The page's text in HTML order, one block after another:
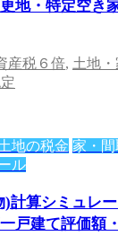
地・特定空き
産税６倍, 土地
地の税金 家・間
ル
)計算シミュレ
戸建て評価額